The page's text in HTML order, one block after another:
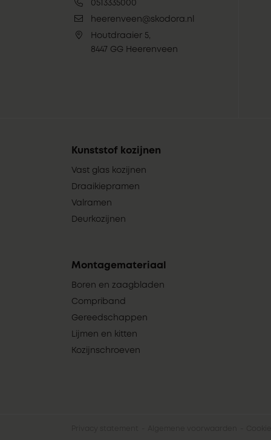
0513335000
heerenveen@skodora.nl
Houtdraaier 5,
8447 GG Heerenveen
Kunststof kozijnen
Vast glas kozijnen
Draaikiepramen
Valramen
Deurkozijnen
Montagemateriaal
Boren en zaagbladen
Compriband
Gereedschappen
Lijmen en kitten
Kozijnschroeven